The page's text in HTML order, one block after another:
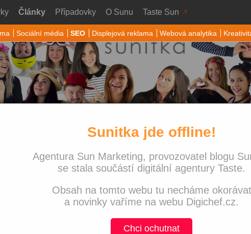
Sunitka jde offline!
Agentura Sun Marketing, provozovatel blogu
se stala součástí digitální agentury Taste.
Obsah na tomto webu tu necháme okorávat
a novinky vaříme na webu Digichef.cz.
Chci ochutnat
Články Případovky O Sunu Taste Sun
Sociální média SEO Displejová reklama Webová analytika
SEO
data + JSON-LD = VSL
jsou posledních pár let jedním z hlavních témat technického
nasadit bez zasahování do zdrojového kódu přes Google
to?